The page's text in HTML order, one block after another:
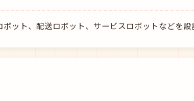
ット、配送ロボット、サービスロボットなどを設